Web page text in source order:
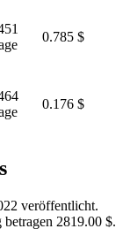
0.785 $
0.176 $
veröffentlicht.
2819.00 $.